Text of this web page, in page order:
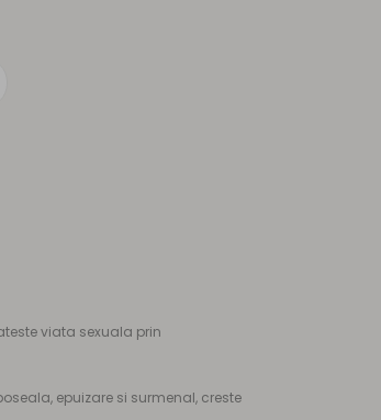
viata sexuala prin
epuizare si surmenal, creste